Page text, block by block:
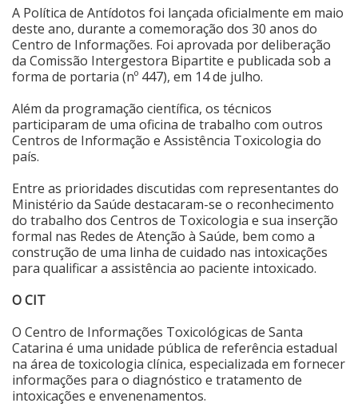
Cinema
Anuncie
Fale Conosco
A Política de Antídotos foi lançada oficialmente em maio
deste ano, durante a comemoração dos 30 anos do
Centro de Informações. Foi aprovada por deliberação
da Comissão Intergestora Bipartite e publicada sob a
forma de portaria (nº 447), em 14 de julho.
Além da programação científica, os técnicos
participaram de uma oficina de trabalho com outros
Centros de Informação e Assistência Toxicologia do
país.
Entre as prioridades discutidas com representantes do
Ministério da Saúde destacaram-se o reconhecimento
do trabalho dos Centros de Toxicologia e sua inserção
formal nas Redes de Atenção à Saúde, bem como a
construção de uma linha de cuidado nas intoxicações
para qualificar a assistência ao paciente intoxicado.
O CIT
O Centro de Informações Toxicológicas de Santa
Catarina é uma unidade pública de referência estadual
na área de toxicologia clínica, especializada em fornecer
informações para o diagnóstico e tratamento de
intoxicações e envenenamentos.